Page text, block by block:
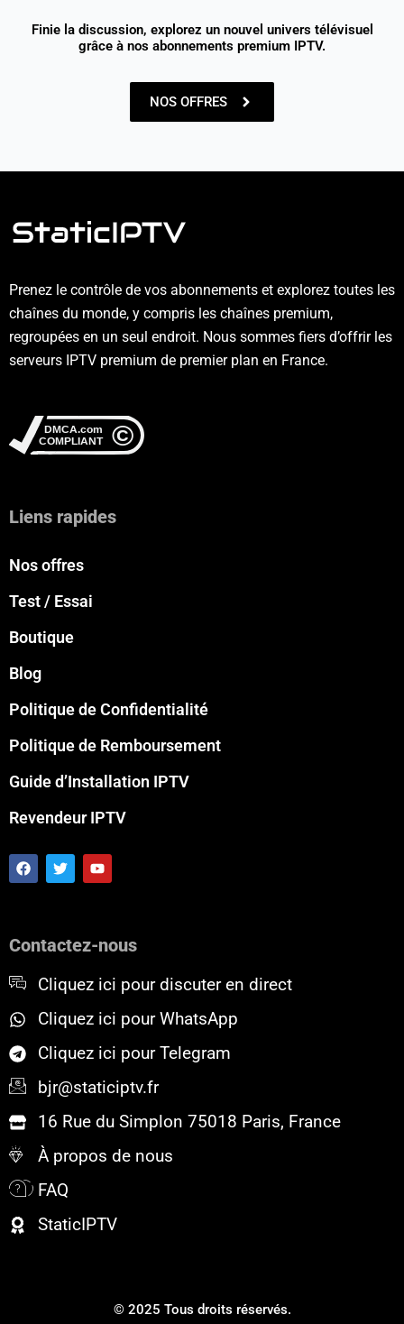
Finie la discussion, explorez un nouvel univers télévisuel
grâce à nos abonnements premium IPTV.
NOS OFFRES
Prenez le contrôle de vos abonnements et explorez toutes les
chaînes du monde, y compris les chaînes premium,
regroupées en un seul endroit. Nous sommes fiers d’offrir les
serveurs IPTV premium de premier plan en France.
Liens rapides
Nos offres
Test / Essai
Boutique
Blog
Politique de Confidentialité
Politique de Remboursement
Guide d’Installation IPTV
Revendeur IPTV
F
a
o
T
w
r
Y
o
e
Contactez-nous
Cliquez ici pour discuter en direct
Cliquez ici pour WhatsApp
Cliquez ici pour Telegram
bjr@staticiptv.fr
16 Rue du Simplon 75018 Paris, France
À propos de nous
FAQ
StaticIPTV
© 2025 Tous droits réservés.